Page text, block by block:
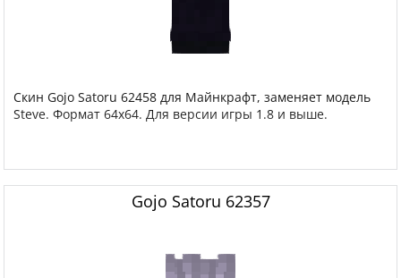
Скин Gojo Satoru 62458 для Майнкрафт, заменяет модель
Steve. Формат 64x64. Для версии игры 1.8 и выше.
Gojo Satoru 62357